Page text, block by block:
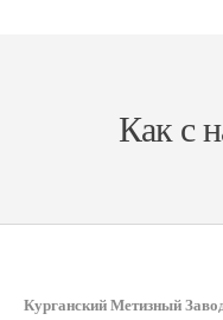
Как с
Курганский Метизный